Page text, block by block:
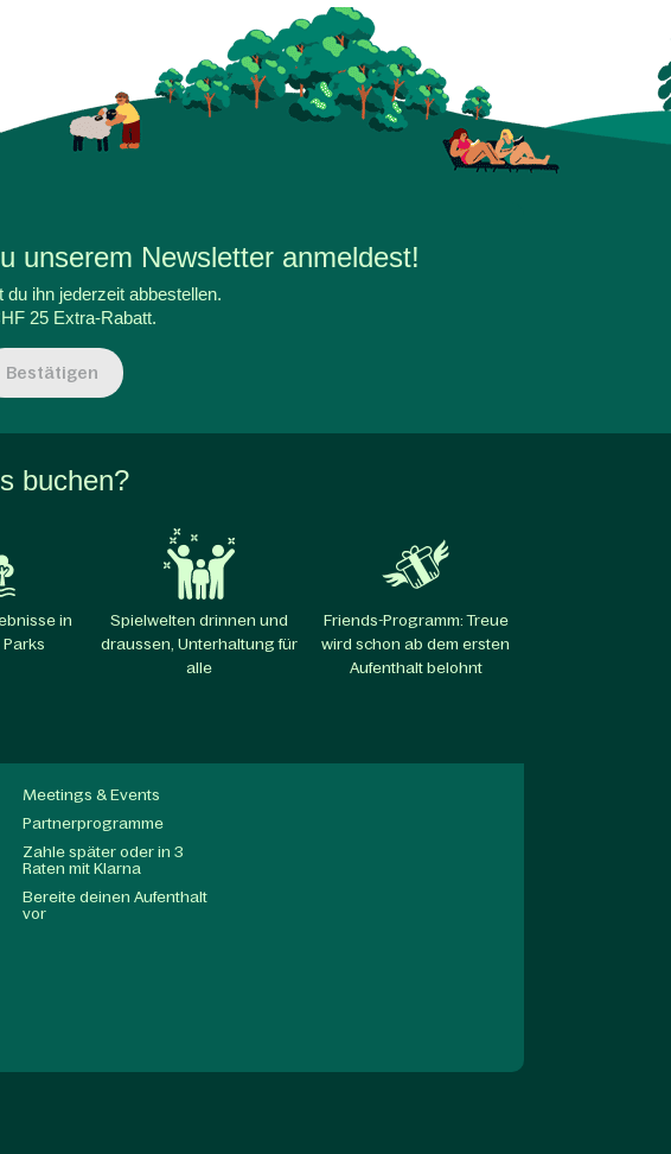
unserem Newsletter anmeldest!
ihn jederzeit abbestellen.
25 Extra-Rabatt.
Bestätigen
buchen?
in
Spielwelten drinnen und
draussen, Unterhaltung für
alle​
Friends-Programm: Treue
wird schon ab dem ersten
Aufenthalt belohnt​
Meetings & Events
Partnerprogramme
Zahle später oder in 3
Raten mit Klarna
Bereite deinen Aufenthalt
vor